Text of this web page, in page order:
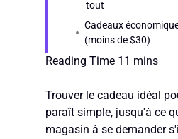
tout
Cadeaux
(moins de $30)
Trouver le cadeau idéal
paraît simple, jusqu'à ce
magasin à se demander